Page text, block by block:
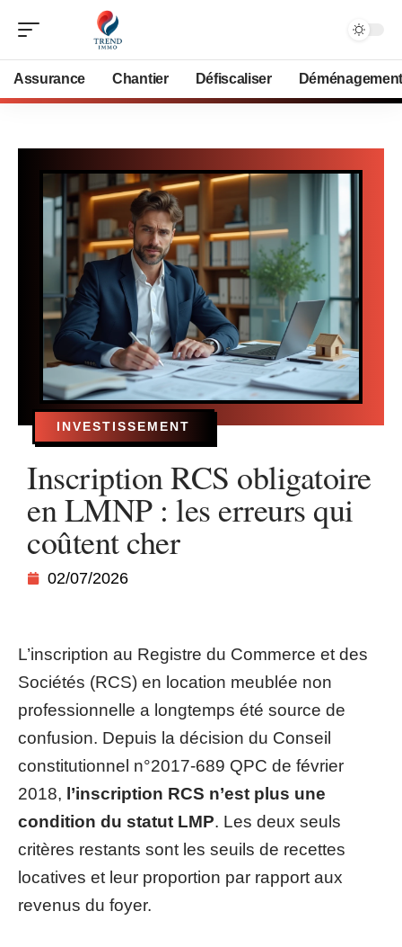
Assurance Chantier Défiscaliser Déménagement
INVESTISSEMENT
Inscription RCS obligatoire
en LMNP : les erreurs qui
coûtent cher
02/07/2026
L’inscription au Registre du Commerce et des
Sociétés (RCS) en location meublée non
professionnelle a longtemps été source de
confusion. Depuis la décision du Conseil
constitutionnel n°2017-689 QPC de février
2018, l’inscription RCS n’est plus une
condition du statut LMP. Les deux seuls
critères restants sont les seuils de recettes
locatives et leur proportion par rapport aux
revenus du foyer.